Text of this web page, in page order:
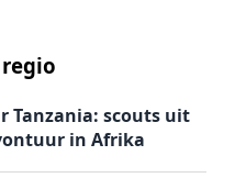
Tanzania: scouts uit
in Afrika